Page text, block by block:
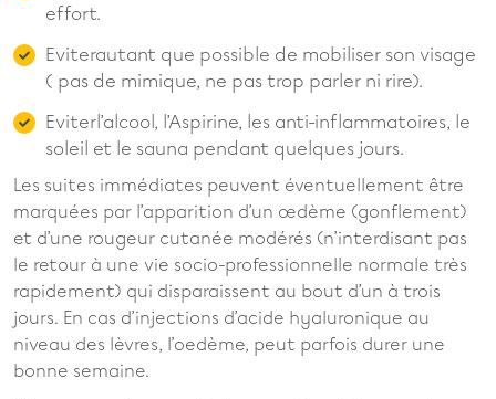
effort.
Eviterautant que possible de mobiliser son visage
( pas de mimique, ne pas trop parler ni rire).
Eviterl’alcool, l’Aspirine, les anti-inflammatoires, le
soleil et le sauna pendant quelques jours.
Les suites immédiates peuvent éventuellement être
marquées par l’apparition d’un œdème (gonflement)
et d’une rougeur cutanée modérés (n’interdisant pas
le retour à une vie socio-professionnelle normale très
rapidement) qui disparaissent au bout d’un à trois
jours. En cas d’injections d’acide hyaluronique au
niveau des lèvres, l’oedème, peut parfois durer une
bonne semaine.